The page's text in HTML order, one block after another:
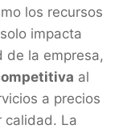
los recursos
impacta
de la empresa,
al
a precios
calidad. La